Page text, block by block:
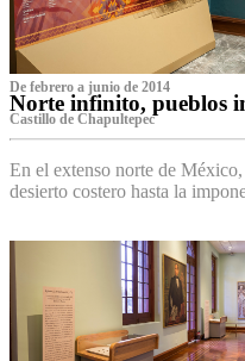
De febrero a junio de 2014
Norte infinito, pueblos
Castillo de Chapultepec
En el extenso norte de
desierto costero hasta la